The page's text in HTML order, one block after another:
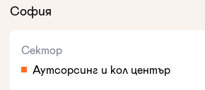
София
Сектор
Аутсорсинг и кол център